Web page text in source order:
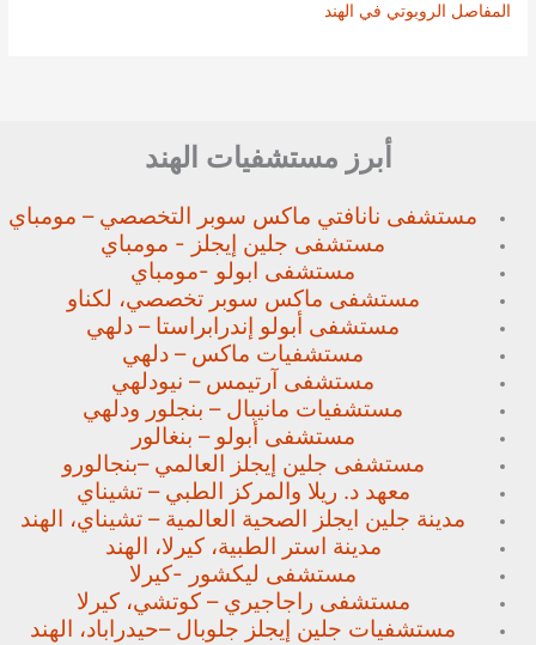
المفاصل الروبوتي في الهند
أبرز مستشفيات الهند
مستشفى نانافتي ماكس سوبر التخصصي – مومباي
مستشفى جلين إيجلز - مومباي
مستشفى ابولو -مومباي
مستشفى ماكس سوبر تخصصي، لكناو
مستشفى أبولو إندرابراستا – دلهي
مستشفيات ماكس – دلهي
مستشفى آرتيمس – نيودلهي
مستشفيات مانيبال – بنجلور ودلهي
مستشفى أبولو – بنغالور
مستشفى جلين إيجلز العالمي –بنجالورو
معهد د. ريلا والمركز الطبي – تشيناي
مدينة جلين ايجلز الصحية العالمية – تشيناي، الهند
مدينة استر الطبية، كيرلا، الهند
مستشفى ليكشور -كيرلا
مستشفى راجاجيري – كوتشي، كيرلا
مستشفيات جلين إيجلز جلوبال –حيدراباد، الهند